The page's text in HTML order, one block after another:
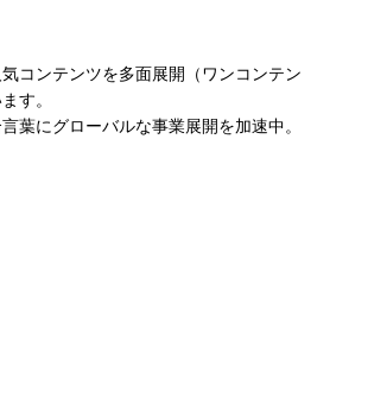
コンテンツを多面展開（ワンコンテン
す。
葉にグローバルな事業展開を加速中。